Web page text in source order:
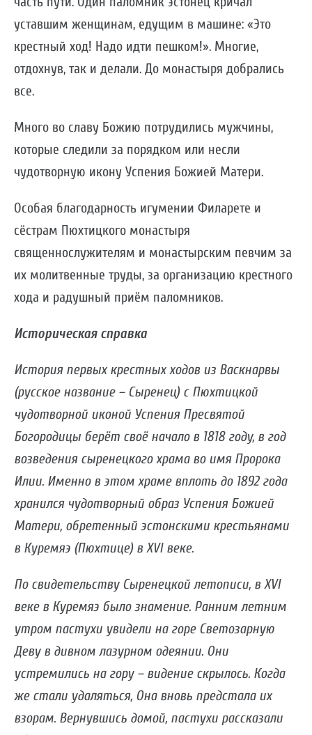
уставшим женщинам, едущим в машине: «Это
крестный ход! Надо идти пешком!». Многие,
отдохнув, так и делали. До монастыря добрались
все.
Много во славу Божию потрудились мужчины,
которые следили за порядком или несли
чудотворную икону Успения Божией Матери.
Особая благодарность игумении Филарете и
сёстрам Пюхтицкого монастыря
священнослужителям и монастырским певчим за
их молитвенные труды, за организацию крестного
хода и радушный приём паломников.
Историческая справка
История первых крестных ходов из Васкнарвы
(русское название – Сыренец) с Пюхтицкой
чудотворной иконой Успения Пресвятой
Богородицы берёт своё начало в 1818 году, в год
возведения сыренецкого храма во имя Пророка
Илии. Именно в этом храме вплоть до 1892 года
хранился чудотворный образ Успения Божией
Матери, обретенный эстонскими крестьянами
в Куремяэ (Пюхтице) в XVI веке.
По свидетельству Сыренецкой летописи, в XVI
веке в Куремяэ было знамение. Ранним летним
утром пастухи увидели на горе Светозарную
Деву в дивном лазурном одеянии. Они
устремились на гору – видение скрылось. Когда
же стали удаляться, Она вновь предстала их
взорам. Вернувшись домой, пастухи рассказали